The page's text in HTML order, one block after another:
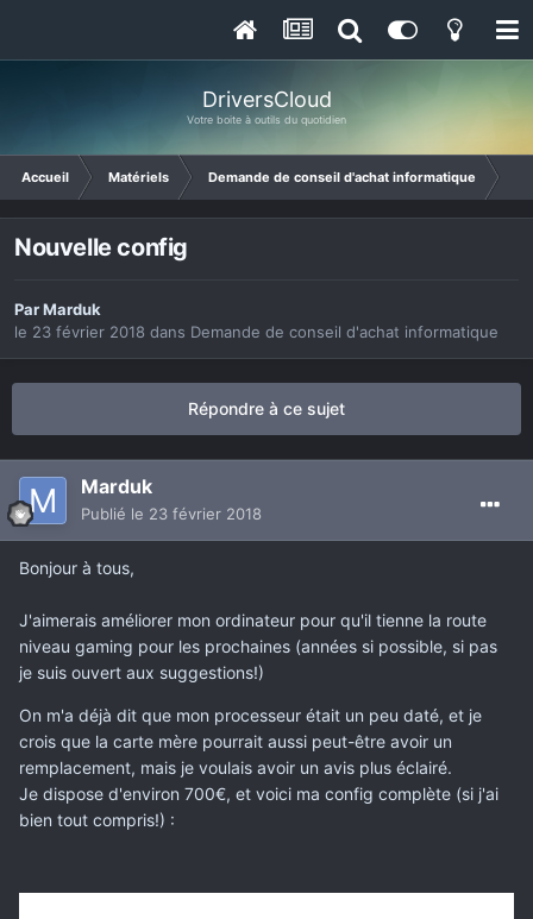
DriversCloud
Votre boite à outils du quotidien
Accueil Matériels Demande de conseil d'achat informatique
Nouvelle config
ParMarduk
le 23 février 2018 dans Demande de conseil d'achat informatique
Répondre à ce sujet
Marduk
Publié le 23 février 2018
Bonjour à tous,
J'aimerais améliorer mon ordinateur pour qu'il tienne la route
niveau gaming pour les prochaines (années si possible, si pas
je suis ouvert aux suggestions!)
On m'a déjà dit que mon processeur était un peu daté, et je
crois que la carte mère pourrait aussi peut-être avoir un
remplacement, mais je voulais avoir un avis plus éclairé.
Je dispose d'environ 700€, et voici ma config complète (si j'ai
bien tout compris!) :